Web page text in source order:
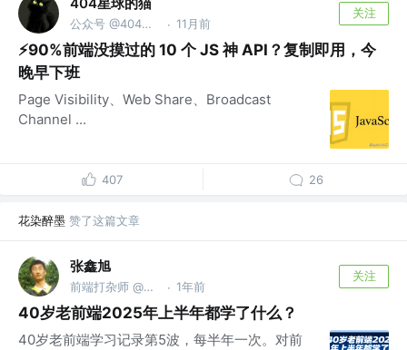
公众号 @404星球的猫 · 11月前
关注
⚡90%前端没摸过的 10 个 JS 神 API？复制即用，今
晚早下班
Page Visibility、Web Share、Broadcast
Channel ...
407 26
花染醉墨 赞了这篇文章
张鑫旭
前端打杂师 @阅文集团 · 1年前
关注
40岁老前端2025年上半年都学了什么？
40岁老前端学习记录第5波，每半年一次。对前